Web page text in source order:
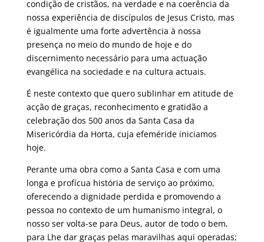
condição de cristãos, na verdade e na coerência da
nossa experiência de discípulos de Jesus Cristo, mas
é igualmente uma forte advertência à nossa
presença no meio do mundo de hoje e do
discernimento necessário para uma actuação
evangélica na sociedade e na cultura actuais.
É neste contexto que quero sublinhar em atitude de
acção de graças, reconhecimento e gratidão a
celebração dos 500 anos da Santa Casa da
Misericórdia da Horta, cuja efeméride iniciamos
hoje.
Perante uma obra como a Santa Casa e com uma
longa e profícua história de serviço ao próximo,
oferecendo a dignidade perdida e promovendo a
pessoa no contexto de um humanismo integral, o
nosso ser volta-se para Deus, autor de todo o bem,
para Lhe dar graças pelas maravilhas aqui operadas;